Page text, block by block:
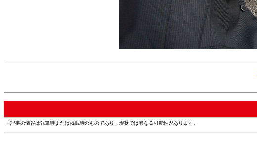
・記事の情報は執筆時または掲載時のものであり、現状では異なる可能性があります。